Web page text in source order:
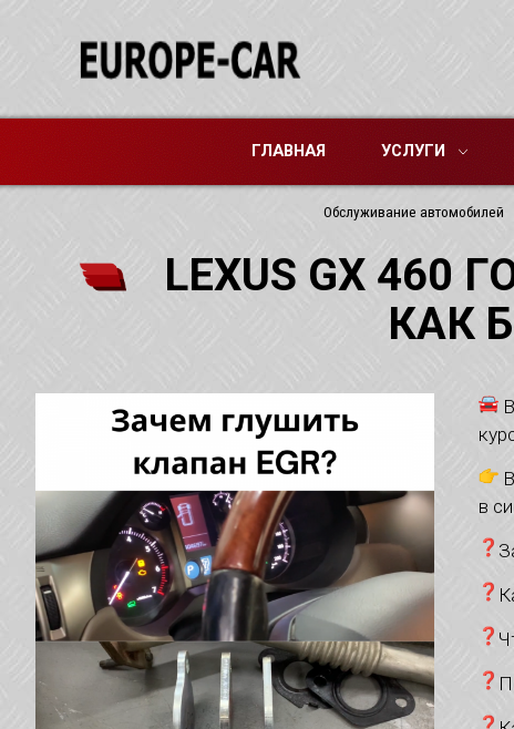
ГЛАВНАЯ УСЛУГИ
Обслуживание автомобилей
LEXUS GX
КАК
в